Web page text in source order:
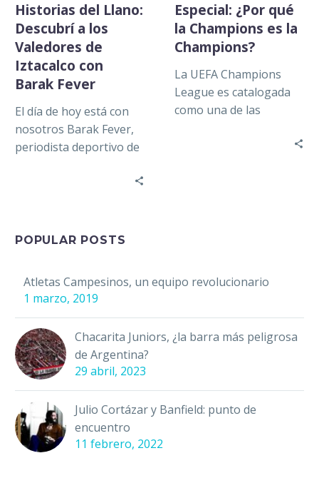
Historias del Llano:
Descubrí a los
Valedores de
Iztacalco con
Barak Fever
El día de hoy está con
nosotros Barak Fever,
periodista deportivo de
Especial: ¿Por qué
la Champions es la
Champions?
La UEFA Champions
League es catalogada
como una de las
POPULAR POSTS
Atletas Campesinos, un equipo revolucionario
1 marzo, 2019
Chacarita Juniors, ¿la barra más peligrosa
de Argentina?
29 abril, 2023
Julio Cortázar y Banfield: punto de
encuentro
11 febrero, 2022